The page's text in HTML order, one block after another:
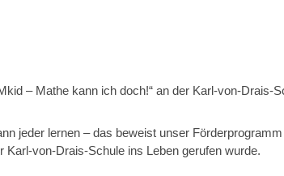
– Mathe kann ich doch!“ an der Karl-von-Drais-
jeder lernen – das beweist unser Förderprogramm
Karl-von-Drais-Schule ins Leben gerufen wurde.